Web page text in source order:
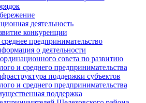
деятельность
конкуренции
предпринимательство
о деятельности
совета по развитию
и среднего предпринимательства
поддержки субъектов
и среднего предпринимательства
поддержка